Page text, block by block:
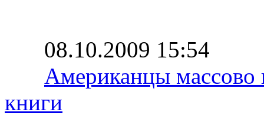
08.10.2009 15:54
Американцы массово
книги